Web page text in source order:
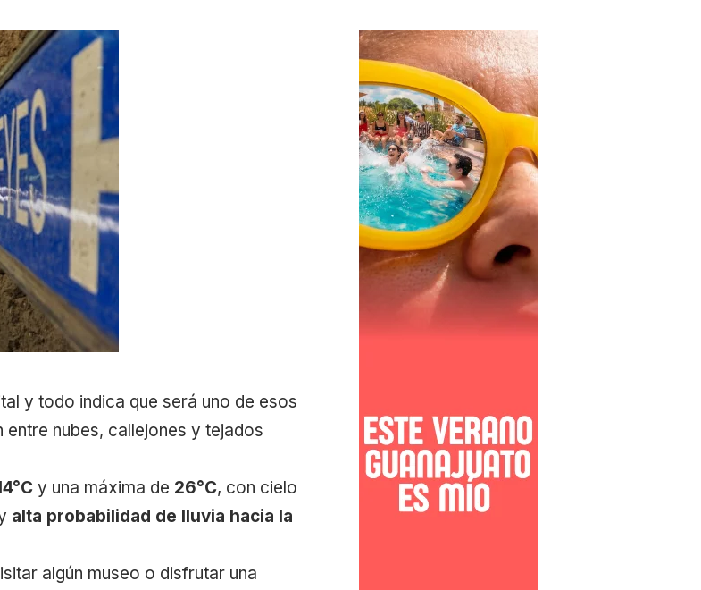
y todo indica que será uno de esos
entre nubes, callejones y tejados
y una máxima de 26°C, con cielo
alta probabilidad de lluvia hacia la
algún museo o disfrutar una